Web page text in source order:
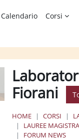
Calendario Corsi
Fiorani
HOME CORSI
LAUREE
FORUM NEWS